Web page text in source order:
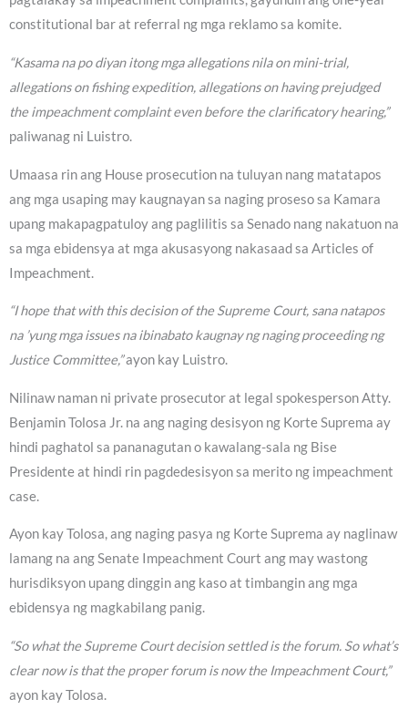
constitutional bar at referral ng mga reklamo sa komite.
“Kasama na po diyan itong mga allegations nila on mini-trial,
allegations on fishing expedition, allegations on having prejudged
the impeachment complaint even before the clarificatory hearing,”
paliwanag ni Luistro.
Umaasa rin ang House prosecution na tuluyan nang matatapos
ang mga usaping may kaugnayan sa naging proseso sa Kamara
upang makapagpatuloy ang paglilitis sa Senado nang nakatuon na
sa mga ebidensya at mga akusasyong nakasaad sa Articles of
Impeachment.
“I hope that with this decision of the Supreme Court, sana natapos
na ’yung mga issues na ibinabato kaugnay ng naging proceeding ng
Justice Committee,”ayon kay Luistro.
Nilinaw naman ni private prosecutor at legal spokesperson Atty.
Benjamin Tolosa Jr. na ang naging desisyon ng Korte Suprema ay
hindi paghatol sa pananagutan o kawalang-sala ng Bise
Presidente at hindi rin pagdedesisyon sa merito ng impeachment
case.
Ayon kay Tolosa, ang naging pasya ng Korte Suprema ay naglinaw
lamang na ang Senate Impeachment Court ang may wastong
hurisdiksyon upang dinggin ang kaso at timbangin ang mga
ebidensya ng magkabilang panig.
“So what the Supreme Court decision settled is the forum. So what’s
clear now is that the proper forum is now the Impeachment Court,”
ayon kay Tolosa.